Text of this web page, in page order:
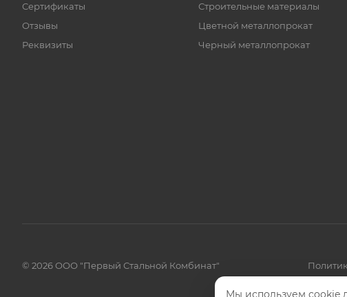
Сертификаты
Отзывы
Реквизиты
Строительные материалы
Цветной металлопрокат
Черный металлопрокат
© 2026 ООО "Первый Стальной Комбинат"
Мы используем cookie